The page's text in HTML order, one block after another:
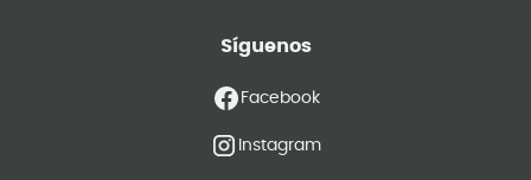
Síguenos
Facebook
Instagram